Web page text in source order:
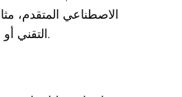
الاصطناعي المتقدم،
التقني أو الأكثر تعقيدًا.